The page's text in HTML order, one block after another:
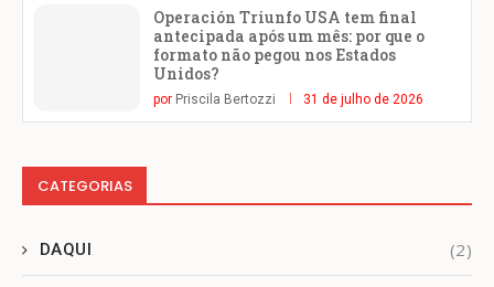
Operación Triunfo USA tem final
antecipada após um mês: por que o
formato não pegou nos Estados
Unidos?
por Priscila Bertozzi 31 de julho de 2026
CATEGORIAS
DAQUI (2)